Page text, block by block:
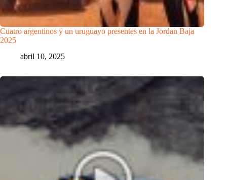
Cuatro argentinos y un uruguayo presentes en la Jordan Baja
2025
abril 10, 2025